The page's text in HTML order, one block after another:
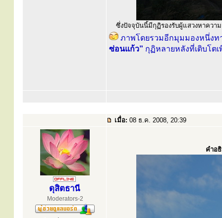
ซึ่งปัจจุบันนี้มีกุฏิรองรับผู้แสวงหาควา
ภาพโดยรวมอีกมุมมองหนึ่งท
ซ่อนแก้ว” กุฏิหลายหลังที่เติบโต
เมื่อ: 08 ธ.ค. 2008, 20:39
ดุสิตธานี
Moderators-2
คำอ